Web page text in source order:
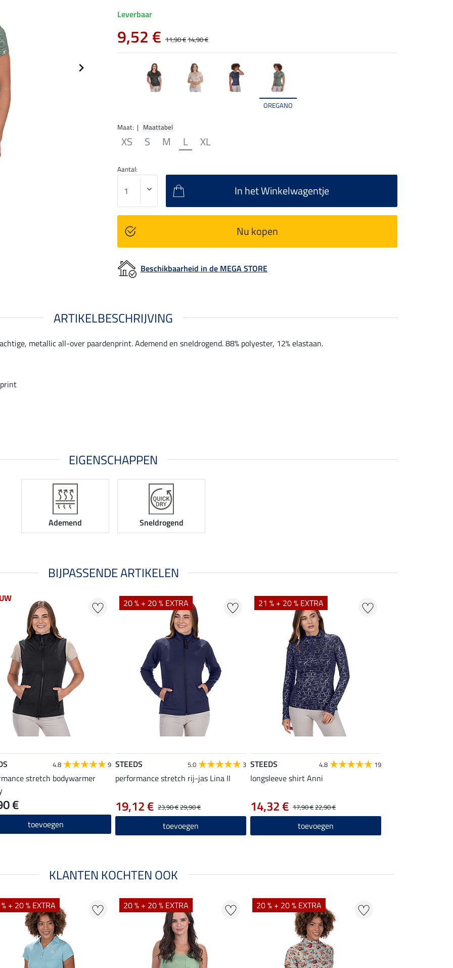
OREGANO
Maat: | Maattabel
XS S M L XL
Leverbaar
9,52 € 11,90 €14,90 €
Aantal:
In het Winkelwagentje
Nu kopen
Beschikbaarheid in de MEGA STORE
ARTIKELBESCHRIJVING
metallic all-over paardenprint. Ademend en sneldrogend. 88% polyester, 12% elastaan.
EIGENSCHAPPEN
Ademend Sneldrogend
BIJPASSENDE ARTIKELEN
4.8 9
stretch bodywarmer
€
toevoegen
20 % + 20 % EXTRA
STEEDS 5.0 3
performance stretch rij-jas Lina II
23,90 €29,90 €
19,12 €
toevoegen
21 % + 20 % EXTRA
STEEDS 4.8 19
longsleeve shirt Anni
17,90 €22,90 €
14,32 €
toevoegen
KLANTEN KOCHTEN OOK
+ 20 % EXTRA 20 % + 20 % EXTRA 20 % + 20 % EXTRA